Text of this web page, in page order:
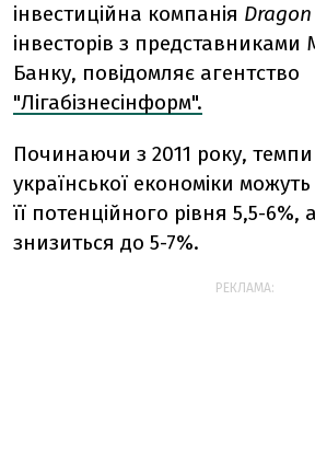
інвестиційна компанія
інвесторів з представниками
Банку, повідомляє агентство
"Лігабізнесінформ".
Починаючи з 2011 року,
української економіки
її потенційного рівня 5,5-6%,
знизиться до 5-7%.
РЕКЛАМА: